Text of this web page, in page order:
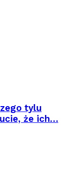
tylu
że ich…